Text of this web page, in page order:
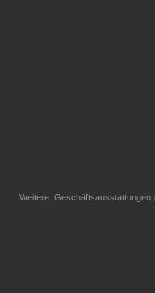
Weitere Geschäftsausstattungen